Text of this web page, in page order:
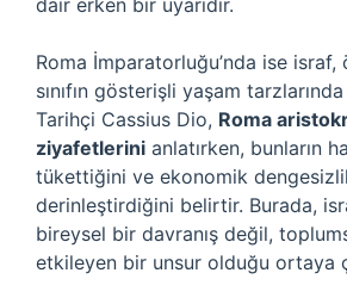
dair erken bir uyarıdır.
Roma İmparatorluğu’nda ise
sınıfın gösterişli yaşam
Tarihçi Cassius Dio, Roma
ziyafetlerini anlatırken, bunların
tükettiğini ve ekonomik
derinleştirdiğini belirtir. Burada,
bireysel bir davranış değil,
etkileyen bir unsur olduğu ortaya